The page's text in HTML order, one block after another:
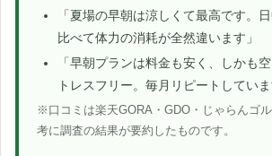
「夏場の早朝は涼しくて最高です。
比べて体力の消耗が全然違います」
「早朝プランは料金も安く、しかも
トレスフリー。毎月リピートしていま
※口コミは楽天GORA・GDO・じゃらんゴ
考に調査の結果が要約したものです。